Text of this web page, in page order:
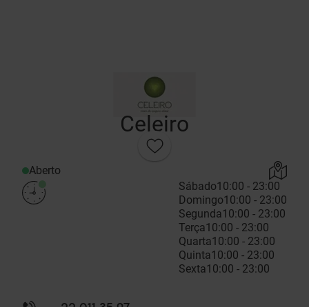
Celeiro
Aberto
Sábado10:00 - 23:00
Domingo10:00 - 23:00
Segunda10:00 - 23:00
Terça10:00 - 23:00
Quarta10:00 - 23:00
Quinta10:00 - 23:00
Sexta10:00 - 23:00